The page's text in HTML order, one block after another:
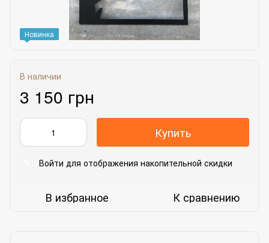
Новинка
В наличии
3 150 грн
Купить
Войти для отображения накопительной скидки
В избранное К сравнению